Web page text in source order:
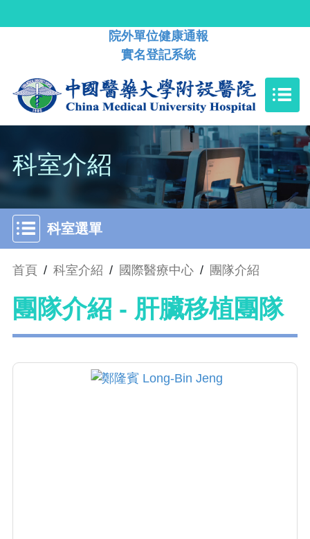
院外單位健康通報
實名登記系統
科室介紹
科室選單
首頁 / 科室介紹 / 國際醫療中心 / 團隊介紹
團隊介紹 - 肝臟移植團隊